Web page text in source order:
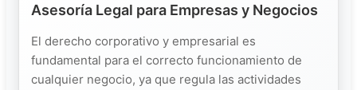
Asesoría Legal para Empresas y Negocios
El derecho corporativo y empresarial es
fundamental para el correcto funcionamiento de
cualquier negocio, ya que regula las actividades